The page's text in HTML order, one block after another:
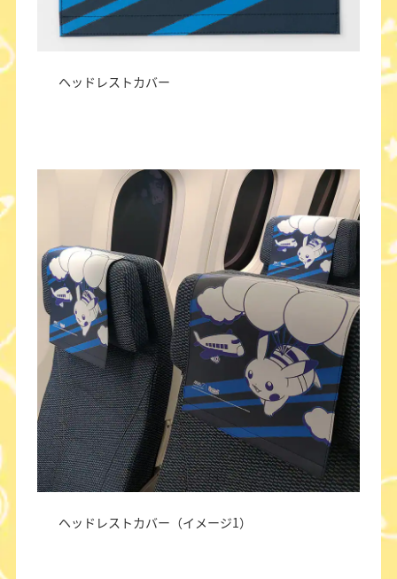
ヘッドレストカバー
ヘッドレストカバー（イメージ1）